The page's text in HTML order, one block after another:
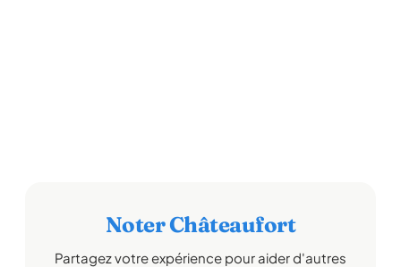
Noter Châteaufort
Partagez votre expérience pour aider d'autres